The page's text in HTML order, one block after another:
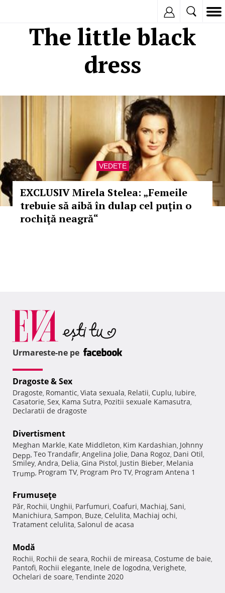
The little black
dress
VEDETE
EXCLUSIV Mirela Stelea: „Femeile
trebuie să aibă în dulap cel puţin o
rochiţă neagră“
Urmareste-ne pe
Dragoste & Sex
Dragoste, Romantic, Viata sexuala, Relatii, Cuplu, Iubire,
Casatorie, Sex, Kama Sutra, Pozitii sexuale Kamasutra,
Declaratii de dragoste
Divertisment
Meghan Markle, Kate Middleton, Kim Kardashian, Johnny
Depp, Teo Trandafir, Angelina Jolie, Dana Rogoz, Dani Otil,
Smiley, Andra, Delia, Gina Pistol, Justin Bieber, Melania
Trump, Program TV, Program Pro TV, Program Antena 1
Frumuseţe
Păr, Rochii, Unghii, Parfumuri, Coafuri, Machiaj, Sani,
Manichiura, Sampon, Buze, Celulita, Machiaj ochi,
Tratament celulita, Salonul de acasa
Modă
Rochii, Rochii de seara, Rochii de mireasa, Costume de baie,
Pantofi, Rochii elegante, Inele de logodna, Verighete,
Ochelari de soare, Tendinte 2020